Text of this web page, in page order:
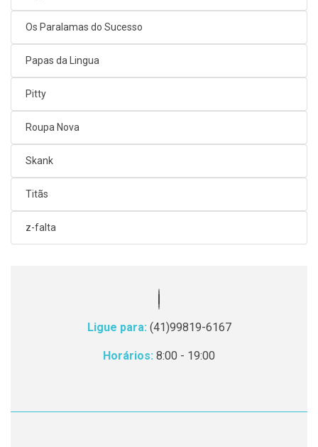
Os Paralamas do Sucesso
Papas da Lingua
Pitty
Roupa Nova
Skank
Titãs
z-falta
Ligue para: (41)99819-6167
Horários: 8:00 - 19:00